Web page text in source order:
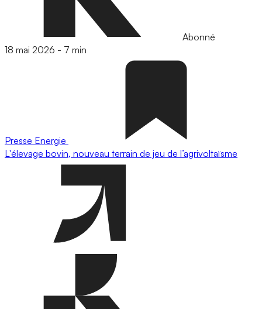
Abonné
18 mai 2026 - 7 min
Presse Energie
L'élevage bovin, nouveau terrain de jeu de l’agrivoltaïsme